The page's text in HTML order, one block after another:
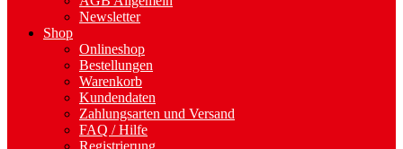
Newsletter
Shop
Onlineshop
Bestellungen
Warenkorb
Kundendaten
Zahlungsarten und Versand
FAQ / Hilfe